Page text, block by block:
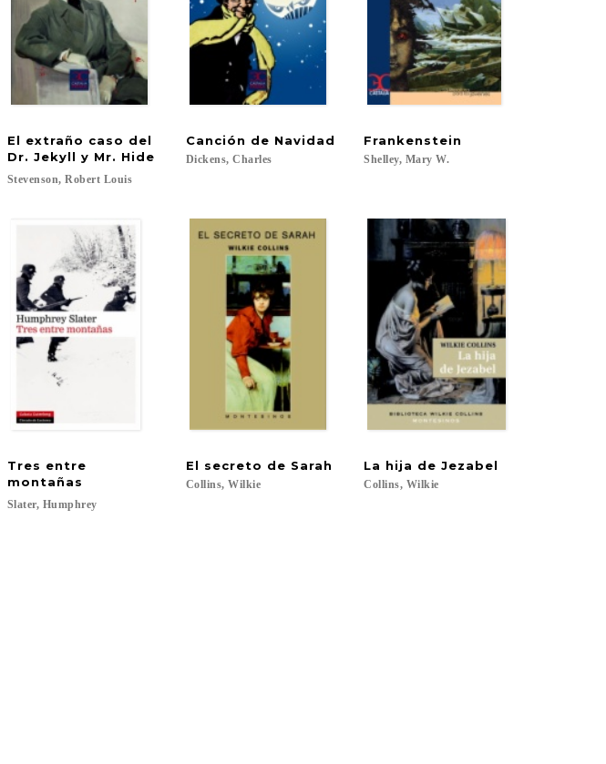
El extraño caso del
Dr. Jekyll y Mr. Hide
Stevenson, Robert Louis
Canción de Navidad
Dickens, Charles
Frankenstein
Shelley, Mary W.
Tres entre
montañas
Slater, Humphrey
El secreto de Sarah
Collins, Wilkie
La hija de Jezabel
Collins, Wilkie